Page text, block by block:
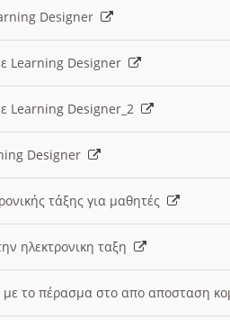
Designer
Learning Designer
Learning Designer_2
Designer
τάξης για μαθητές
ηλεκτρονικη ταξη
με το πέρασμα στο απο αποσταση